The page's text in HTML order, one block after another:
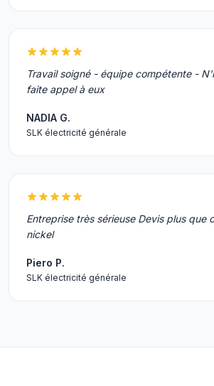
Travail soigné - équipe compétente -
faite appel à eux
NADIA G.
SLK électricité générale
Entreprise très sérieuse Devis plus que
nickel
Piero P.
SLK électricité générale